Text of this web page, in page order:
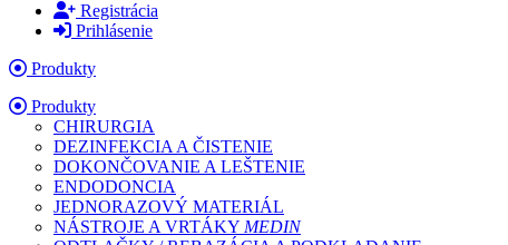
Registrácia
Prihlásenie
Produkty
Produkty
CHIRURGIA
DEZINFEKCIA A ČISTENIE
DOKONČOVANIE A LEŠTENIE
ENDODONCIA
JEDNORAZOVÝ MATERIÁL
NÁSTROJE A VRTÁKY MEDIN